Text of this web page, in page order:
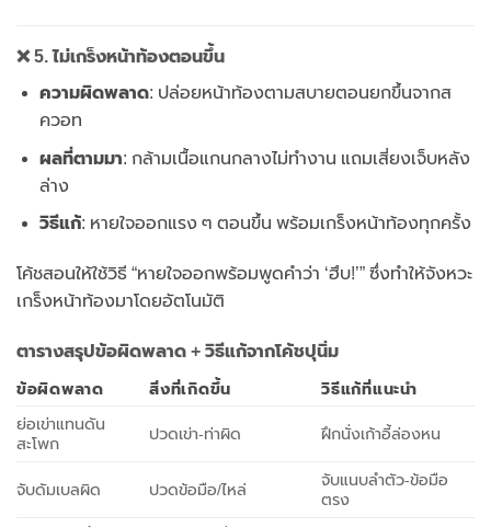
❌ 5. ไม่เกร็งหน้าท้องตอนขึ้น
ความผิดพลาด: ปล่อยหน้าท้องตามสบายตอนยกขึ้นจากส
ควอท
ผลที่ตามมา: กล้ามเนื้อแกนกลางไม่ทำงาน แถมเสี่ยงเจ็บหลัง
ล่าง
วิธีแก้: หายใจออกแรง ๆ ตอนขึ้น พร้อมเกร็งหน้าท้องทุกครั้ง
โค้ชสอนให้ใช้วิธี “หายใจออกพร้อมพูดคำว่า ‘ฮึบ!’” ซึ่งทำให้จังหวะ
เกร็งหน้าท้องมาโดยอัตโนมัติ
ตารางสรุปข้อผิดพลาด + วิธีแก้จากโค้ชปุนิ่ม
ข้อผิดพลาด สิ่งที่เกิดขึ้น
วิธีแก้ที่แนะนำ
ย่อเข่าแทนดัน
สะโพก
ปวดเข่า-ท่าผิด ฝึกนั่งเก้าอี้ล่องหน
จับดัมเบลผิด ปวดข้อมือ/ไหล่
จับแนบลำตัว-ข้อมือ
ตรง